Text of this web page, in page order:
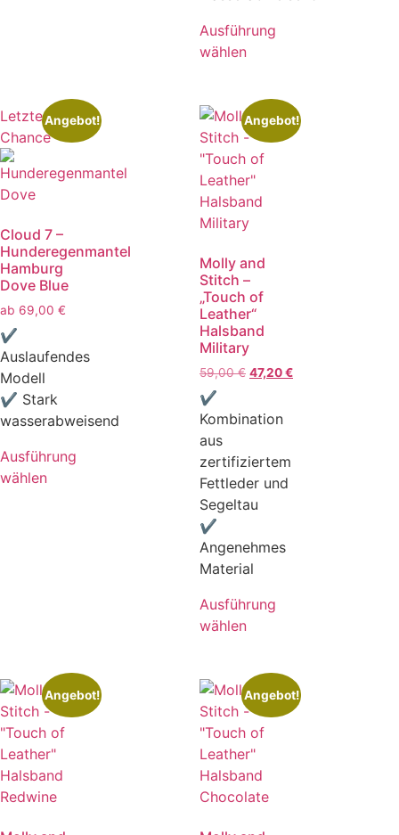
Ausführung
wählen
Letzte
Chance
Angebot!
Cloud 7 –
Hunderegenmantel
Hamburg
Dove Blue
ab 69,00 €
✔
Auslaufendes
Modell
✔ Stark
wasserabweisend
Ausführung
wählen
Angebot!
Molly and
Stitch –
„Touch of
Leather“
Halsband
Military
59,00€ 47,20€
✔
Kombination
aus
zertifiziertem
Fettleder und
Segeltau
✔
Angenehmes
Material
Ausführung
wählen
Angebot! Angebot!